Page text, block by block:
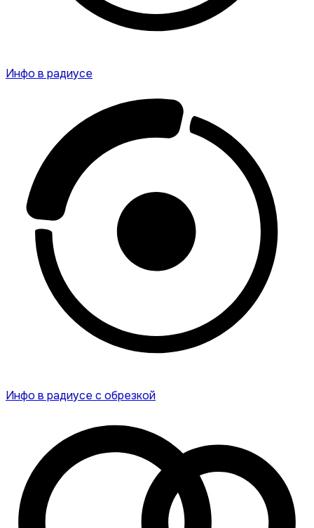
Инфо в радиусе
Инфо в радиусе с обрезкой